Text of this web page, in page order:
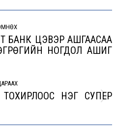
Previous
БАНК ЦЭВЭР АШГААСАА
НОГДОЛ АШИГ
Next
НЭГ СУПЕР